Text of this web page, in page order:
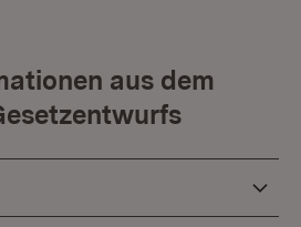
aus dem